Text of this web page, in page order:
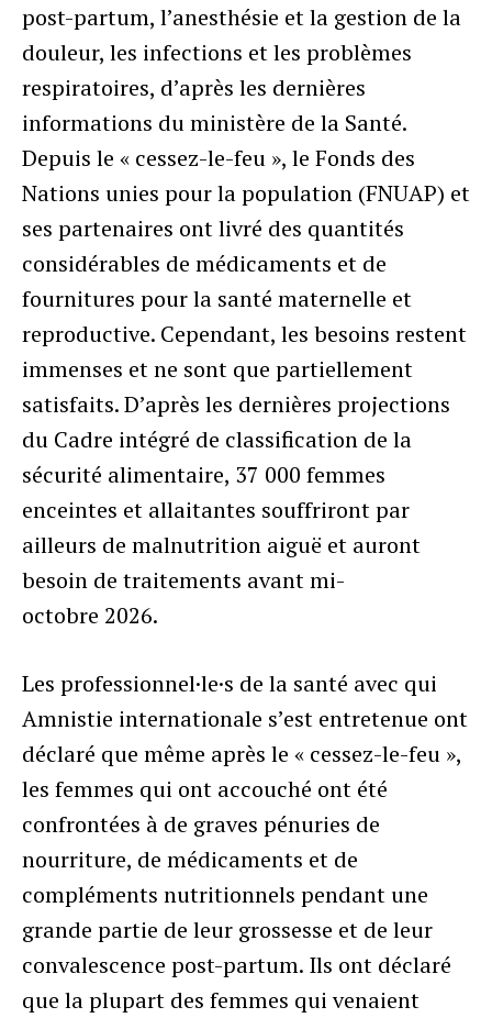
post-partum, l’anesthésie et la gestion de la
douleur, les infections et les problèmes
respiratoires, d’après les dernières
informations du ministère de la Santé.
Depuis le « cessez-le-feu », le Fonds des
Nations unies pour la population (FNUAP) et
ses partenaires ont livré des quantités
considérables de médicaments et de
fournitures pour la santé maternelle et
reproductive. Cependant, les besoins restent
immenses et ne sont que partiellement
satisfaits. D’après les dernières projections
du Cadre intégré de classification de la
sécurité alimentaire, 37 000 femmes
enceintes et allaitantes souffriront par
ailleurs de malnutrition aiguë et auront
besoin de traitements avant mi-
octobre 2026.
Les professionnel·le·s de la santé avec qui
Amnistie internationale s’est entretenue ont
déclaré que même après le « cessez-le-feu »,
les femmes qui ont accouché ont été
confrontées à de graves pénuries de
nourriture, de médicaments et de
compléments nutritionnels pendant une
grande partie de leur grossesse et de leur
convalescence post-partum. Ils ont déclaré
que la plupart des femmes qui venaient